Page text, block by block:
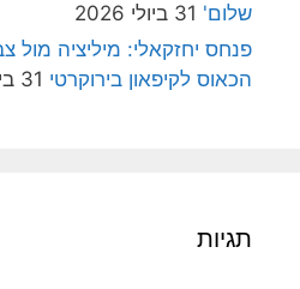
שלום' 31 ביולי 2026
פנחס יחזקאלי: מיליציה מול
הכאוס לקיפאון בירוקרטי 31 ביולי 2026
תגיות